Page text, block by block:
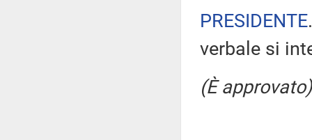
PRESIDENTE
verbale si
(È approvato)